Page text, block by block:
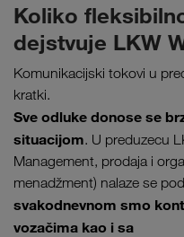
Koliko
dejstvuje LKW
Komunikacijski tokovi u
kratki.
Sve odluke donose se
situacijom. U preduzecu
Management, prodaja i
menadžment) nalaze se
svakodnevnom smo
vozačima kao i sa